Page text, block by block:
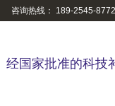
咨询热线： 189-2545-8772
经国家批准的科技